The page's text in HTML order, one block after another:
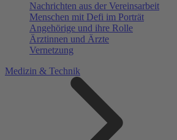
Nachrichten aus der Vereinsarbeit
Menschen mit Defi im Porträt
Angehörige und ihre Rolle
Ärztinnen und Ärzte
Vernetzung
Medizin & Technik